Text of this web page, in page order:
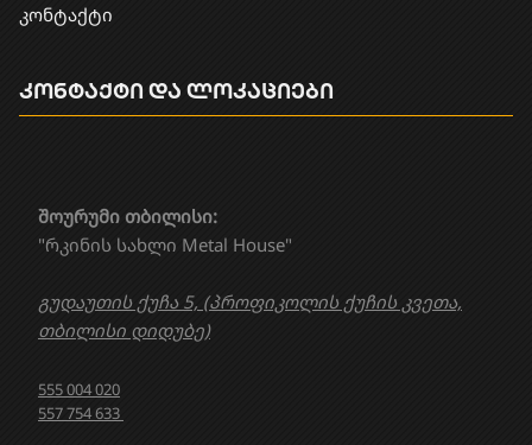
კონტაქტი
შოურუმი თბილისი:
"რკინის სახლი Metal House"
გუდაუთის ქუჩა 5, (პროფიკოლის ქუჩის კვეთა,
თბილისი დიდუბე)
555 004 020
557 754 633
კონტაქტი და ლოკაციები